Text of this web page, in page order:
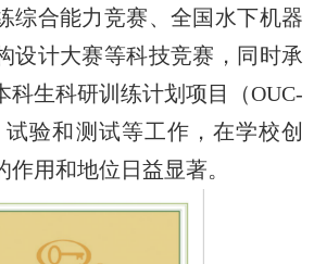
综合能力竞赛、全国水下机器
设计大赛等科技竞赛，同时承
科生科研训练计划项目（OUC-
试验和测试等工作，在学校创
用和地位日益显著。